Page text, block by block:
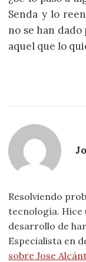
Senda y lo
no se han
aquel que lo
Resolviendo
tecnología. Hice
desarrollo de
Especialista en
sobre Jose